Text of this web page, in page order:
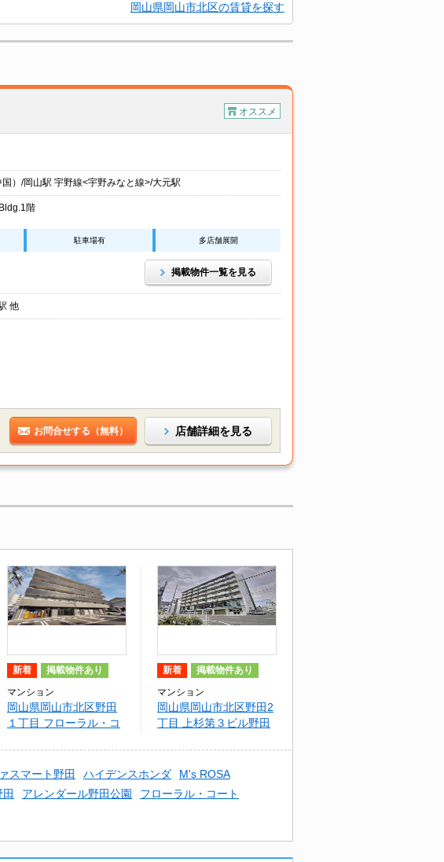
岡山県岡山市北区の賃貸を探す
オススメ
）/岡山駅 宇野線<宇野みなと線>/大元駅
階
駐車場有 多店舗展開
掲載物件一覧を見る
他
お問合せする（無料） 店舗詳細を見る
新着 掲載物件あり
マンション
岡山県岡山市北区野田
１丁目 フローラル・コ
新着 掲載物件あり
マンション
岡山県岡山市北区野田2
丁目 上杉第３ビル野田
スマート野田 ハイデンスホンダ
M's ROSA
アレンダール野田公園
フローラル・コート